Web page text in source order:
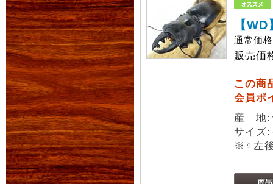
【
通常価
販売価
この商
会員ポ
産 地:
サイ
※♀左